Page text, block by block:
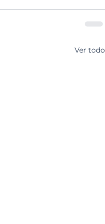
Ver todo